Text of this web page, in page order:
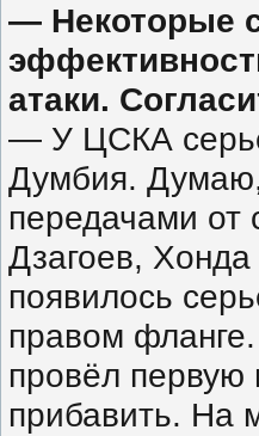
— Некоторые
атаки.
— У ЦСКА
Думбия.
передачами от
Дзагоев,
появилось
правом
провёл первую
прибавить. На